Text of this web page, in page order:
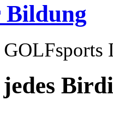
GOLFsports